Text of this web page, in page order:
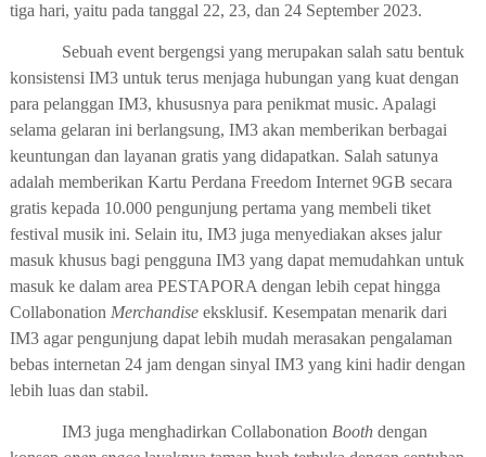
tiga hari, yaitu pada tanggal 22, 23, dan 24 September 2023.
Sebuah event bergengsi yang merupakan salah satu bentuk
konsistensi IM3 untuk terus menjaga hubungan yang kuat dengan
para pelanggan IM3, khususnya para penikmat music. Apalagi
selama gelaran ini berlangsung, IM3 akan memberikan berbagai
keuntungan dan layanan gratis yang didapatkan. Salah satunya
adalah memberikan Kartu Perdana Freedom Internet 9GB secara
gratis kepada 10.000 pengunjung pertama yang membeli tiket
festival musik ini. Selain itu, IM3 juga menyediakan akses jalur
masuk khusus bagi pengguna IM3 yang dapat memudahkan untuk
masuk ke dalam area PESTAPORA dengan lebih cepat hingga
Collabonation Merchandiseeksklusif. Kesempatan menarik dari
IM3 agarpengunjung dapat lebih mudah merasakan pengalaman
bebas internetan 24 jam dengan sinyal IM3 yang kini hadir dengan
lebih luas dan stabil.
IM3 juga menghadirkan Collabonation Booth dengan